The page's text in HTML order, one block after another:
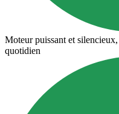
Moteur puissant et
quotidien